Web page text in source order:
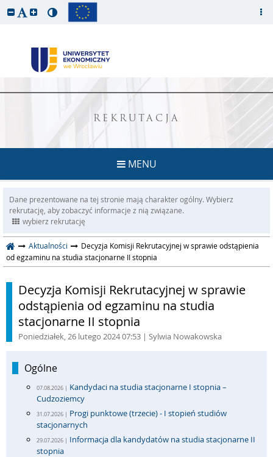
REKRUTACJA
MENU
Dane prezentowane na tej stronie mają charakter ogólny. Wybierz
rekrutację, aby zobaczyć informacje z nią związane.
wybierz rekrutację
Aktualności
Decyzja Komisji Rekrutacyjnej w sprawie odstąpienia
od egzaminu na studia stacjonarne II stopnia
Decyzja Komisji Rekrutacyjnej w sprawie
odstąpienia od egzaminu na studia
stacjonarne II stopnia
Poniedziałek, 26 lutego 2024 07:53 | Sylwia Nowakowska
Ogólne
07.08.2026 | Kandydaci na studia stacjonarne I stopnia –
Cudzoziemcy
31.07.2026 | Progi punktowe (trzecie) - I stopień studiów
stacjonarnych
29.07.2026 | Informacja dla kandydatów na studia stacjonarne II
stopnia